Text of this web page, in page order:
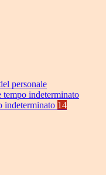
personale
tempo indeterminato
indeterminato 14